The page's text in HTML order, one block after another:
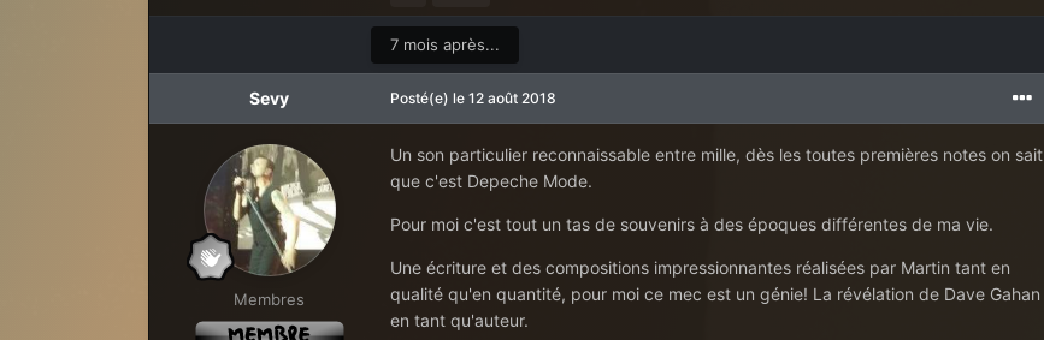
7 mois après...
Sevy
Membres
Posté(e) le 12 août 2018
Un son particulier reconnaissable entre mille, dès les toutes premières notes on sait
que c'est Depeche Mode.
Pour moi c'est tout un tas de souvenirs à des époques différentes de ma vie.
Une écriture et des compositions impressionnantes réalisées par Martin tant en
qualité qu'en quantité, pour moi ce mec est un génie! La révélation de Dave Gahan
en tant qu'auteur.